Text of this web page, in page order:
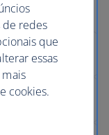
de redes
que
essas
cookies.